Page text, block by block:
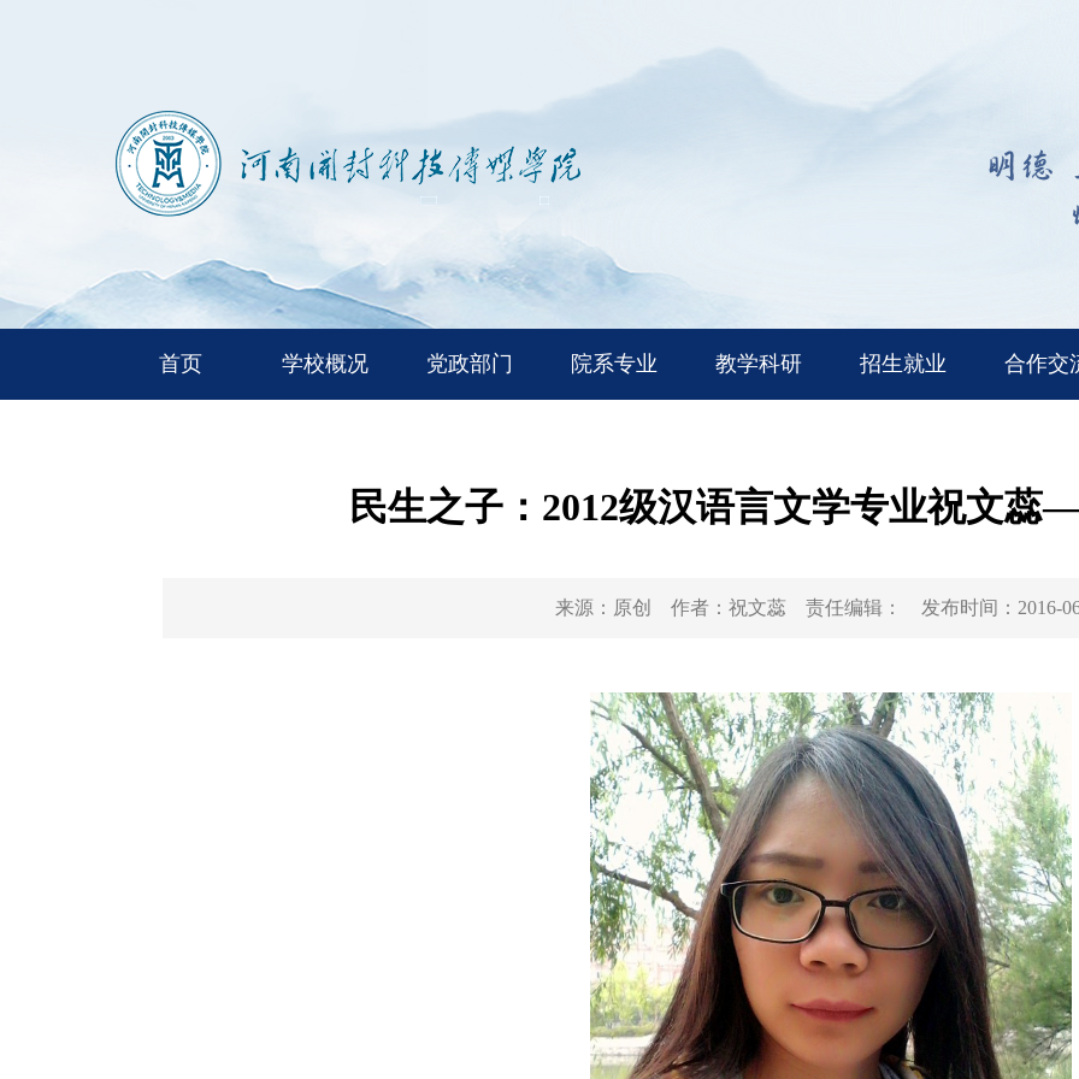
首页 学校概况 党政部门 院系专业 教学科研 招生就业 合作交
民生之子：2012级汉语言文学专业祝文
来源： 原创 作者： 祝文蕊 责任编辑： 发布时间： 2016-